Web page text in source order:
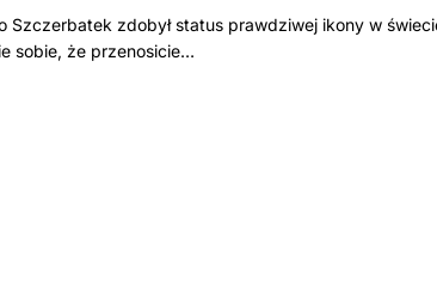
Szczerbatek zdobył status prawdziwej ikony w
sobie, że przenosicie…